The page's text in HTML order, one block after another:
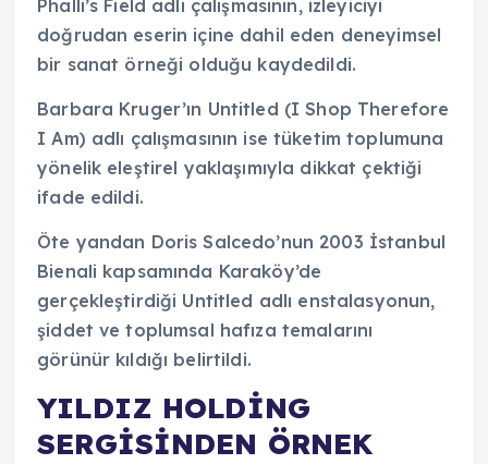
Phalli’s Field adlı çalışmasının, izleyiciyi
doğrudan eserin içine dahil eden deneyimsel
bir sanat örneği olduğu kaydedildi.
Barbara Kruger’ın Untitled (I Shop Therefore
I Am) adlı çalışmasının ise tüketim toplumuna
yönelik eleştirel yaklaşımıyla dikkat çektiği
ifade edildi.
Öte yandan Doris Salcedo’nun 2003 İstanbul
Bienali kapsamında Karaköy’de
gerçekleştirdiği Untitled adlı enstalasyonun,
şiddet ve toplumsal hafıza temalarını
görünür kıldığı belirtildi.
YILDIZ HOLDİNG
SERGİSİNDEN ÖRNEK